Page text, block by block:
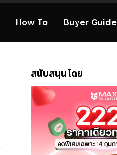
How To Buyer Guide
สนับสนุนโดย